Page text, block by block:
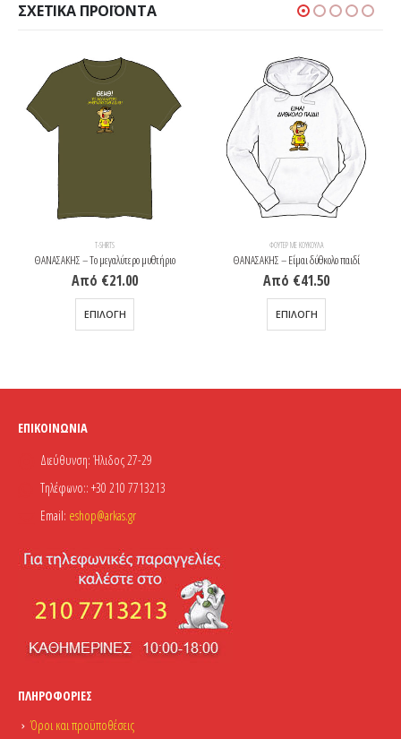
ΣΧΕΤΙΚΆ ΠΡΟΪΌΝΤΑ
T-SHIRTS
ΘΑΝΑΣΑΚΗΣ – Το μεγαλύτερο μυθτήριο
Από €21.00
ΕΠΙΛΟΓΉ
Αυτό το προϊόν έχει πολλαπλές παραλλαγές. Οι επιλογές μπορούν να επιλεγούν στη σελίδα του προϊόντος
ΦΟΎΤΕΡ ΜΕ ΚΟΥΚΟΎΛΑ
ΘΑΝΑΣΑΚΗΣ – Είμαι δύθκολο παιδί
Από €41.50
ΕΠΙΛΟΓΉ
Αυτό το προϊόν έχει πολλαπλές παραλλαγές. Οι επιλογές μπορούν να επιλεγούν στη σελίδα του προϊόντος
ΕΠΙΚΟΙΝΩΝΊΑ
Διεύθυνση: Ήλιδος 27-29
Τηλέφωνο:: +30 210 7713213
Email: eshop@arkas.gr
ΠΛΗΡΟΦΟΡΊΕΣ
Όροι και προϋποθέσεις